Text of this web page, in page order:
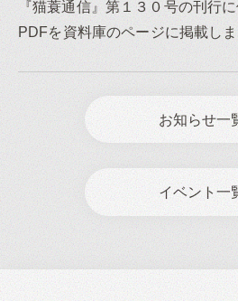
『猫蓑通信』第１３０号の刊行
PDFを資料庫のページに掲載しま
お知らせ一
イベント一